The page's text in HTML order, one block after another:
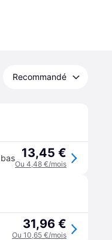
Recommandé
13,45 €
Ou 4,48 €/mois
31,96 €
Ou 10,65 €/mois